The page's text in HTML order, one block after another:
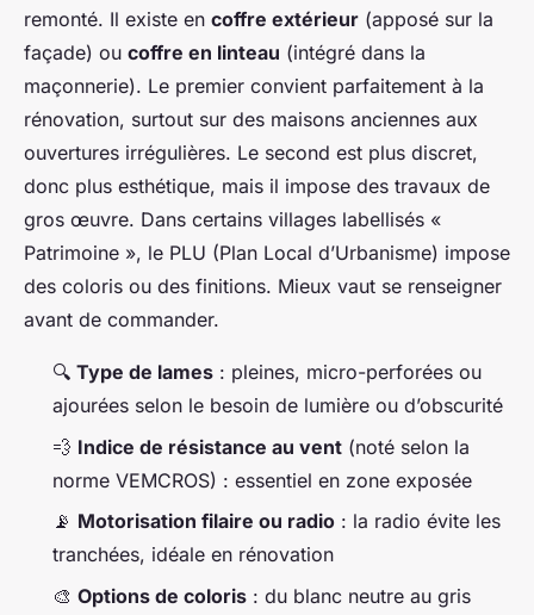
remonté. Il existe en coffre extérieur (apposé sur la
façade) ou coffre en linteau (intégré dans la
maçonnerie). Le premier convient parfaitement à la
rénovation, surtout sur des maisons anciennes aux
ouvertures irrégulières. Le second est plus discret,
donc plus esthétique, mais il impose des travaux de
gros œuvre. Dans certains villages labellisés «
Patrimoine », le PLU (Plan Local d’Urbanisme) impose
des coloris ou des finitions. Mieux vaut se renseigner
avant de commander.
🔍 Type de lames : pleines, micro-perforées ou
ajourées selon le besoin de lumière ou d’obscurité
💨 Indice de résistance au vent (noté selon la
norme VEMCROS) : essentiel en zone exposée
📡 Motorisation filaire ou radio : la radio évite les
tranchées, idéale en rénovation
🎨 Options de coloris : du blanc neutre au gris